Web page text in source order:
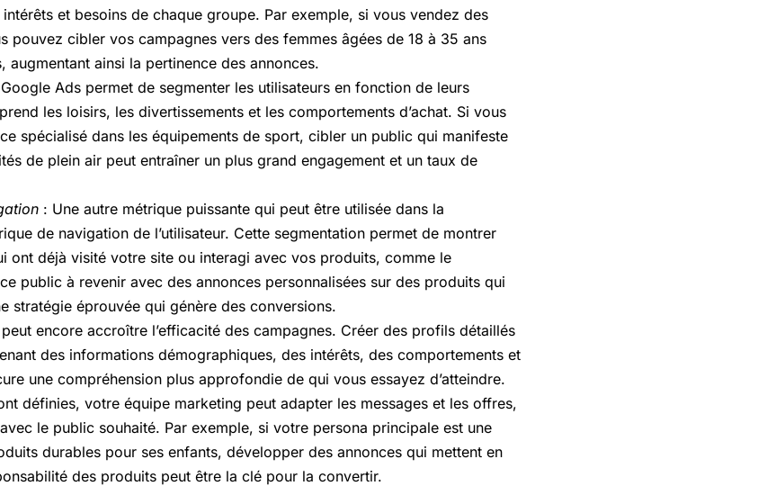
et besoins de chaque groupe. Par exemple, si vous vendez des
pouvez cibler vos campagnes vers des femmes âgées de 18 à 35 ans
augmentant ainsi la pertinence des annonces.
Ads permet de segmenter les utilisateurs en fonction de leurs
les loisirs, les divertissements et les comportements d’achat. Si vous
spécialisé dans les équipements de sport, cibler un public qui manifeste
de plein air peut entraîner un plus grand engagement et un taux de
: Une autre métrique puissante qui peut être utilisée dans la
de navigation de l’utilisateur. Cette segmentation permet de montrer
ont déjà visité votre site ou interagi avec vos produits, comme le
public à revenir avec des annonces personnalisées sur des produits qui
stratégie éprouvée qui génère des conversions.
encore accroître l’efficacité des campagnes. Créer des profils détaillés
des informations démographiques, des intérêts, des comportements et
une compréhension plus approfondie de qui vous essayez d’atteindre.
définies, votre équipe marketing peut adapter les messages et les offres,
le public souhaité. Par exemple, si votre persona principale est une
durables pour ses enfants, développer des annonces qui mettent en
des produits peut être la clé pour la convertir.